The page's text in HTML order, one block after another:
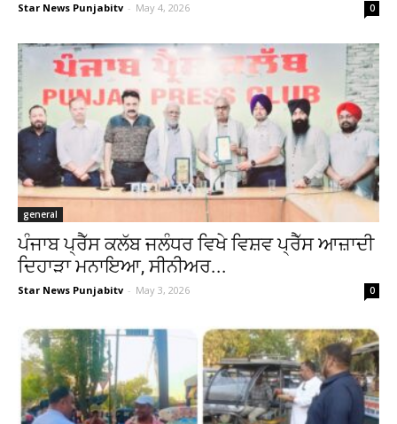
Star News Punjabitv - May 4, 2026 0
general
ਪੰਜਾਬ ਪ੍ਰੈੱਸ ਕਲੱਬ ਜਲੰਧਰ ਵਿਖੇ ਵਿਸ਼ਵ ਪ੍ਰੈੱਸ ਆਜ਼ਾਦੀ
ਦਿਹਾੜਾ ਮਨਾਇਆ, ਸੀਨੀਅਰ...
Star News Punjabitv - May 3, 2026 0